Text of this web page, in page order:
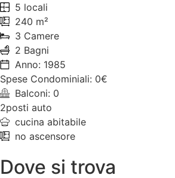
5 locali
240 m²
3 Camere
2 Bagni
Anno: 1985
Spese Condominiali: 0€
Balconi: 0
2posti auto
cucina abitabile
no ascensore
Dove si trova